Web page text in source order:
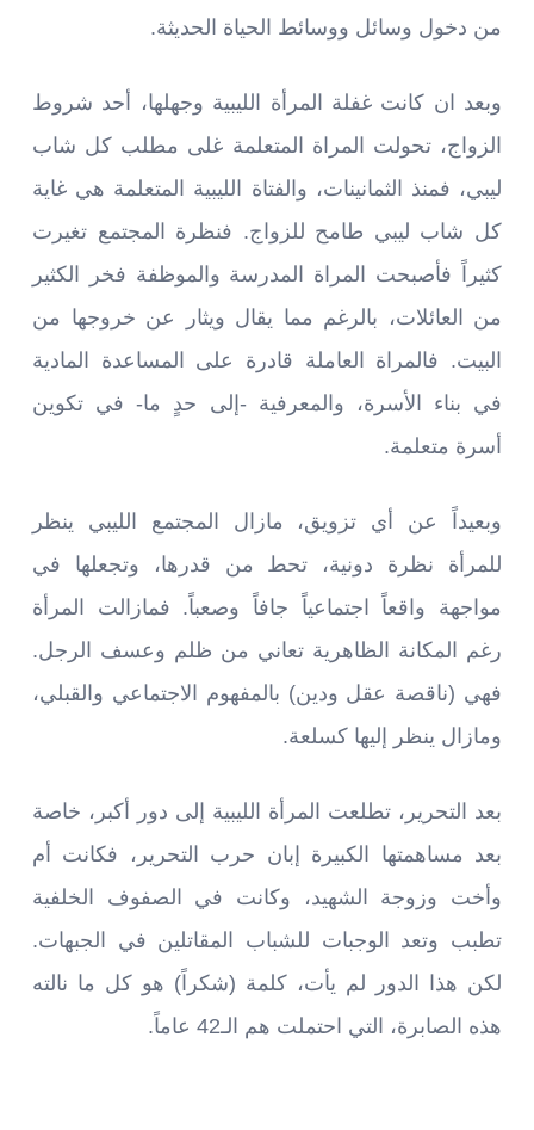
من دخول وسائل ووسائط الحياة الحديثة.
وبعد ان كانت غفلة المرأة الليبية وجهلها، أحد شروط
الزواج، تحولت المراة المتعلمة غلى مطلب كل شاب
ليبي، فمنذ الثمانينات، والفتاة الليبية المتعلمة هي غاية
كل شاب ليبي طامح للزواج. فنظرة المجتمع تغيرت
كثيراً فأصبحت المراة المدرسة والموظفة فخر الكثير
من العائلات، بالرغم مما يقال ويثار عن خروجها من
البيت. فالمراة العاملة قادرة على المساعدة المادية
في بناء الأسرة، والمعرفية -إلى حدٍ ما- في تكوين
أسرة متعلمة.
وبعيداً عن أي تزويق، مازال المجتمع الليبي ينظر
للمرأة نظرة دونية، تحط من قدرها، وتجعلها في
مواجهة واقعاً اجتماعياً جافاً وصعباً. فمازالت المرأة
رغم المكانة الظاهرية تعاني من ظلم وعسف الرجل.
فهي (ناقصة عقل ودين) بالمفهوم الاجتماعي والقبلي،
ومازال ينظر إليها كسلعة.
بعد التحرير، تطلعت المرأة الليبية إلى دور أكبر، خاصة
بعد مساهمتها الكبيرة إبان حرب التحرير، فكانت أم
وأخت وزوجة الشهيد، وكانت في الصفوف الخلفية
تطبب وتعد الوجبات للشباب المقاتلين في الجبهات.
لكن هذا الدور لم يأت، كلمة (شكراً) هو كل ما نالته
هذه الصابرة، التي احتملت هم الـ42 عاماً.